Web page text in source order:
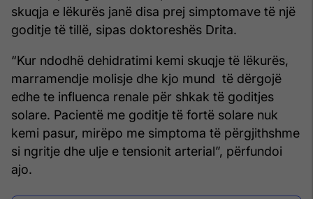
skuqja e lëkurës janë disa prej simptomave të një
goditje të tillë, sipas doktoreshës Drita.
“Kur ndodhë dehidratimi kemi skuqje të lëkurës,
marramendje molisje dhe kjo mund të dërgojë
edhe te influenca renale për shkak të goditjes
solare. Pacientë me goditje të fortë solare nuk
kemi pasur, mirëpo me simptoma të përgjithshme
si ngritje dhe ulje e tensionit arterial”, përfundoi
ajo.